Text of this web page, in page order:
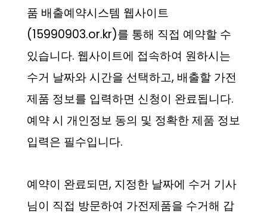
품 배출예약시스템 웹사이트
(15990903.or.kr)를 통해 직접 예약할 수
있습니다. 웹사이트에 접속하여 원하시는
수거 날짜와 시간을 선택하고, 배출할 가전
제품 정보를 입력하면 신청이 완료됩니다.
예약 시 개인정보 동의 및 정확한 제품 정보
입력은 필수입니다.
예약이 완료되면, 지정한 날짜에 수거 기사
님이 직접 방문하여 가전제품을 수거해 갑